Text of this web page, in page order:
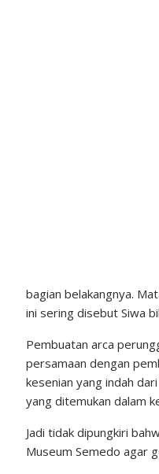
bagian belakangnya.
ini sering disebut Siwa
Pembuatan arca
persamaan dengan
kesenian yang indah
yang ditemukan dalam
Jadi tidak dipungkiri
Museum Semedo agar